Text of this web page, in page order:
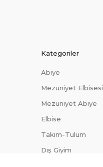
Kategoriler
Abiye
Mezuniyet Elbisesi
Mezuniyet Abiye
Elbise
Takım-Tulum
Dış Giyim